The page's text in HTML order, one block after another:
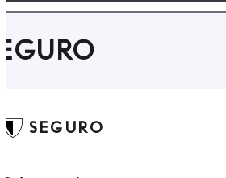
SEGURO